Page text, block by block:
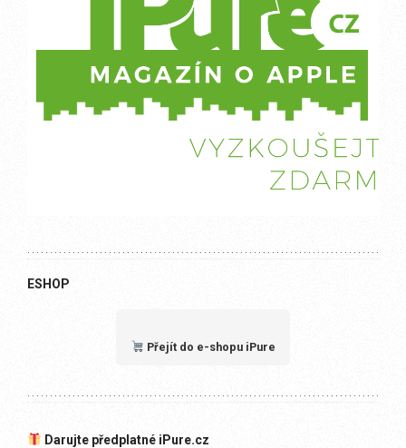
ESHOP
Přejít do e-shopu iPure
Darujte předplatné iPure.cz